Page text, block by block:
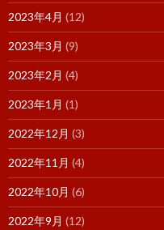
2023年4月 (12)
2023年3月 (9)
2023年2月 (4)
2023年1月 (1)
2022年12月 (3)
2022年11月 (4)
2022年10月 (6)
2022年9月 (12)